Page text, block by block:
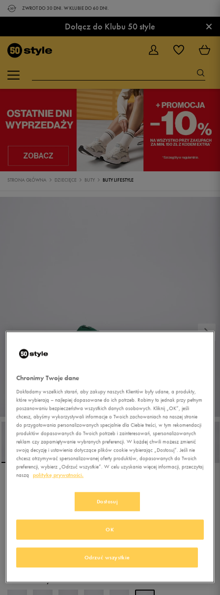
ZWROT DO 30 DNI. W KLUBIE DO 60 DNI.
Dołącz do Klubu 50 style ×
STRONA GŁÓWNA DZIECIĘCE BUTY BUTY LIFESTYLE
+ 800 PKT WKLUBIE 50 STYLE
Kolor:zielony
Chronimy Twoje dane
Dokładamy wszelkich starań, aby zakupy naszych Klientów były udane, a produkty,
które wybierają – najlepiej dopasowane do ich potrzeb. Robimy to jednak przy pełnym
poszanowaniu bezpieczeństwa wszystkich danych osobowych. Kliknij „OK”, jeśli
chcesz, abyśmy wykorzystywali informacje o Twoich zachowaniach na naszej stronie
do przygotowania personalizowanych specjalnie dla Ciebie treści, w tym rekomendacji
produktów dopasowanych do Twoich potrzeb i zainteresowań, spersonalizowanych
reklam czy zapamiętywanie wybranych preferencji. W każdej chwili możesz zmienić
swoją decyzję i ustawienia dotyczące plików cookie wybierając „Dostosuj”. Jeśli nie
chcesz otrzymywać spersonalizowanej oferty produktów, dopasowanych do Twoich
preferencji, wybierz „Odrzuć wszystkie”. W celu uzyskania więcej informacji, przeczytaj
naszą
politykę prywatności.
Dostosuj
Odrzuć wszystkie
OK